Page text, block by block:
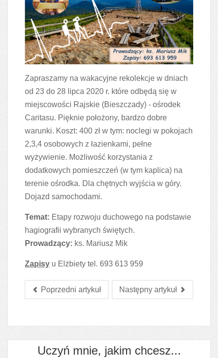
Zapraszamy na wakacyjne rekolekcje w dniach
od 23 do 28 lipca 2020 r. które odbędą się w
miejscowości Rajskie (Bieszczady) - ośrodek
Caritasu. Pięknie położony, bardzo dobre
warunki. Koszt: 400 zł w tym: noclegi w pokojach
2,3,4 osobowych z łazienkami, pełne
wyżywienie. Możliwość korzystania z
dodatkowych pomieszczeń (w tym kaplica) na
terenie ośrodka. Dla chętnych wyjścia w góry.
Dojazd samochodami.
Temat: Etapy rozwoju duchowego na podstawie
hagiografii wybranych świętych.
Prowadzący: ks. Mariusz Mik
Zapisy u Elżbiety tel. 693 613 959
Poprzedni artykuł Następny artykuł
Uczyń mnie, jakim chcesz...